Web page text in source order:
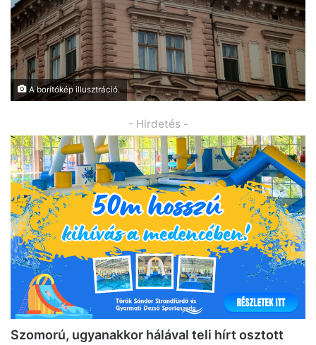
A borítókép illusztráció.
- Hirdetés -
Szomorú, ugyanakkor hálával teli hírt osztott